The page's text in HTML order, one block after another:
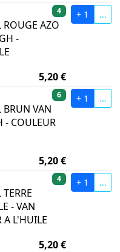
AZO
-
4
5,20 €
+ 1 ...
VAN
- COULEUR
6
5,20 €
+ 1 ...
- VAN
A L'HUILE
4
5,20 €
+ 1 ...